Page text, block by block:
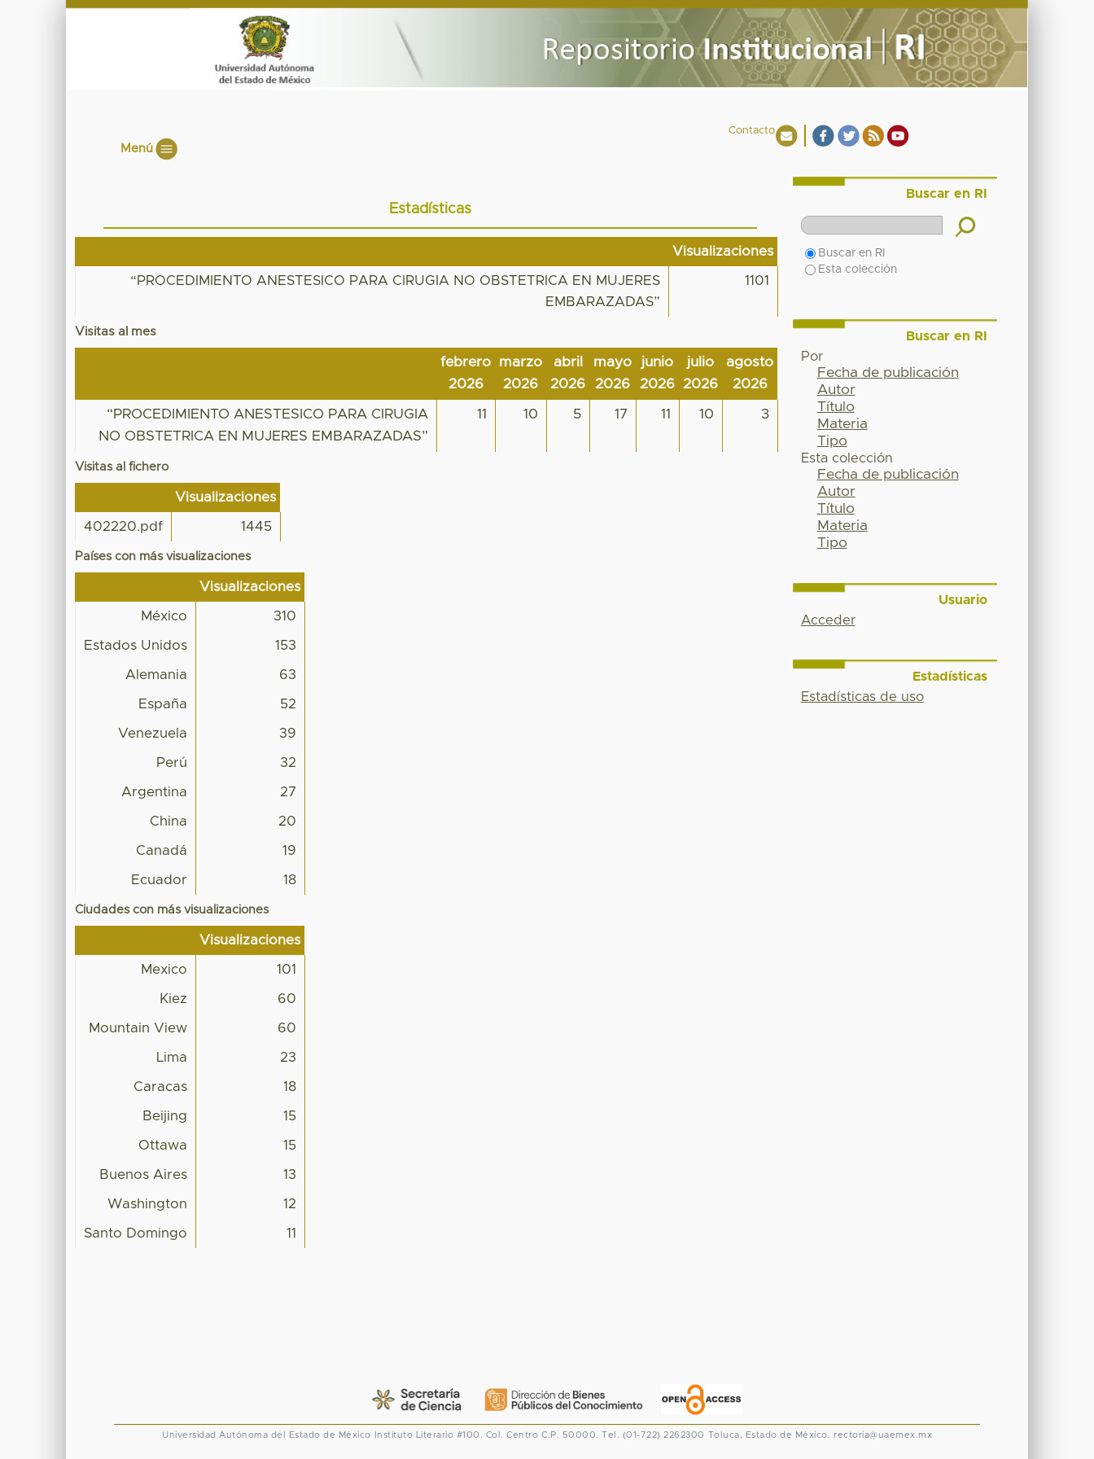
Contacto
Menú
Estadísticas
Visualizaciones
“PROCEDIMIENTO ANESTESICO PARA CIRUGIA NO OBSTETRICA EN MUJERES
EMBARAZADAS”
1101
Visitas al mes
febrero
2026
marzo
2026
abril
2026
mayo
2026
junio
2026
julio
2026
agosto
2026
“PROCEDIMIENTO ANESTESICO PARA CIRUGIA
NO OBSTETRICA EN MUJERES EMBARAZADAS”
11 10 5 17 11 10 3
Visitas al fichero
Visualizaciones
402220.pdf 1445
Países con más visualizaciones
Visualizaciones
México 310
Estados Unidos 153
Alemania 63
España 52
Venezuela 39
Perú 32
Argentina 27
China 20
Canadá 19
Ecuador 18
Ciudades con más visualizaciones
Visualizaciones
Mexico 101
Kiez 60
Mountain View 60
Lima 23
Caracas 18
Beijing 15
Ottawa 15
Buenos Aires 13
Washington 12
Santo Domingo 11
Buscar en RI
Buscar en RI
Esta colección
Buscar en RI
Por
Fecha de publicación
Autor
Título
Materia
Tipo
Esta colección
Fecha de publicación
Autor
Título
Materia
Tipo
Usuario
Acceder
Estadísticas
Estadísticas de uso
Universidad Autónoma del Estado de México Instituto Literario #100. Col. Centro C.P. 50000. Tel. (01-722) 2262300 Toluca, Estado de México. rectoria@uaemex.mx